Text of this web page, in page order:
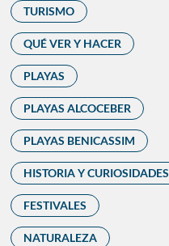
TURISMO
QUÉ VER Y HACER
PLAYAS
PLAYAS ALCOCEBER
PLAYAS BENICASSIM
HISTORIA Y CURIOSIDADES
FESTIVALES
NATURALEZA